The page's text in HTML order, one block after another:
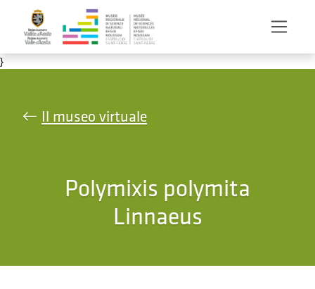
Salta al contenuto principale
}
Il museo virtuale
Polymixis polymita
Linnaeus